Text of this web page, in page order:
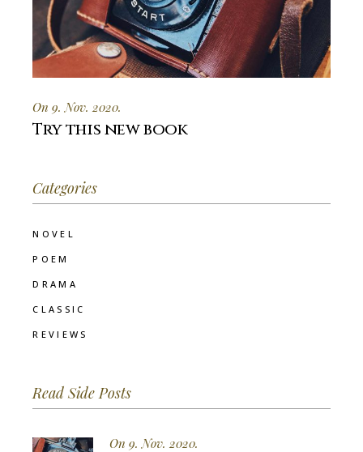
On 9. Nov. 2020.
Try this new book
Categories
NOVEL
POEM
DRAMA
CLASSIC
REVIEWS
Read Side Posts
On 9. Nov. 2020.